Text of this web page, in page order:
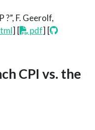
F. Geerolf,
] [ pdf] [
CPI vs. the